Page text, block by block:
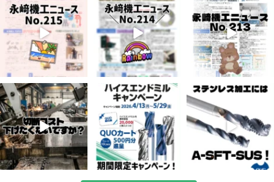
6 0 9 0 6 0
4月 20
11 0
4月 16
11 0
4月 13